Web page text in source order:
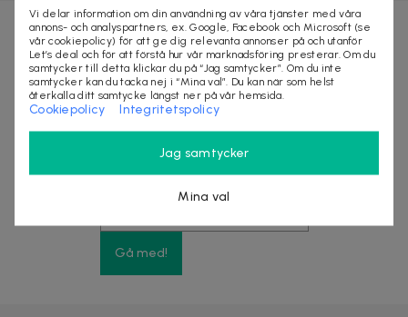
Nyhetsbrevet fyllt med fördelar
Få exklusiva rabatter, förtur till stora kampanjer
och upp till 10% rabatt på ditt nästa köp
Gå med!
Vi delar information om din användning av våra tjänster med våra
annons- och analyspartners, ex. Google, Facebook och Microsoft (se
vår cookiepolicy) för att ge dig relevanta annonser på och utanför
Let’s deal och för att förstå hur vår marknadsföring presterar. Om du
samtycker till detta klickar du på “Jag samtycker”. Om du inte
samtycker kan du tacka nej i “Mina val”. Du kan när som helst
återkalla ditt samtycke längst ner på vår hemsida.
Cookiepolicy Integritetspolicy
Jag samtycker
Mina val